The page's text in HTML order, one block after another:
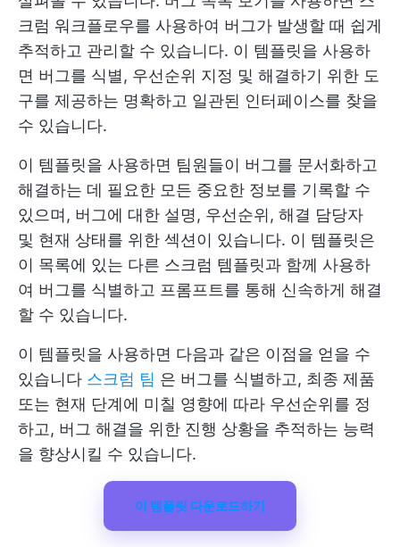
크럼 워크플로우를 사용하여 버그가 발생할 때 쉽게
추적하고 관리할 수 있습니다. 이 템플릿을 사용하
면 버그를 식별, 우선순위 지정 및 해결하기 위한 도
구를 제공하는 명확하고 일관된 인터페이스를 찾을
수 있습니다.
이 템플릿을 사용하면 팀원들이 버그를 문서화하고
해결하는 데 필요한 모든 중요한 정보를 기록할 수
있으며, 버그에 대한 설명, 우선순위, 해결 담당자
및 현재 상태를 위한 섹션이 있습니다. 이 템플릿은
이 목록에 있는 다른 스크럼 템플릿과 함께 사용하
여 버그를 식별하고 프롬프트를 통해 신속하게 해결
할 수 있습니다.
이 템플릿을 사용하면 다음과 같은 이점을 얻을 수
있습니다 스크럼 팀 은 버그를 식별하고, 최종 제품
또는 현재 단계에 미칠 영향에 따라 우선순위를 정
하고, 버그 해결을 위한 진행 상황을 추적하는 능력
을 향상시킬 수 있습니다.
이 템플릿 다운로드하기